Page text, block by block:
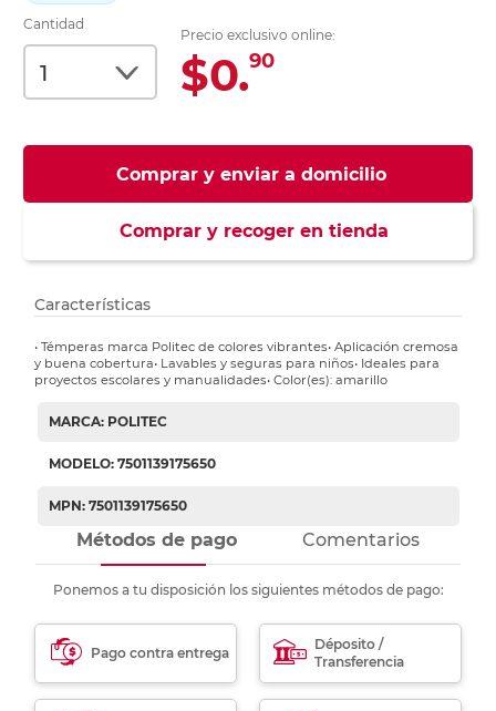
Cantidad
Precio exclusivo online:
$0.90
Comprar y enviar a domicilio
Comprar y recoger en tienda
Características
• Témperas marca Politec de colores vibrantes• Aplicación cremosa
y buena cobertura• Lavables y seguras para niños• Ideales para
proyectos escolares y manualidades• Color(es): amarillo
MARCA: POLITEC
MODELO: 7501139175650
MPN: 7501139175650
Métodos de pago Comentarios
Ponemos a tu disposición los siguientes métodos de pago:
Pago contra entrega
Déposito /
Transferencia